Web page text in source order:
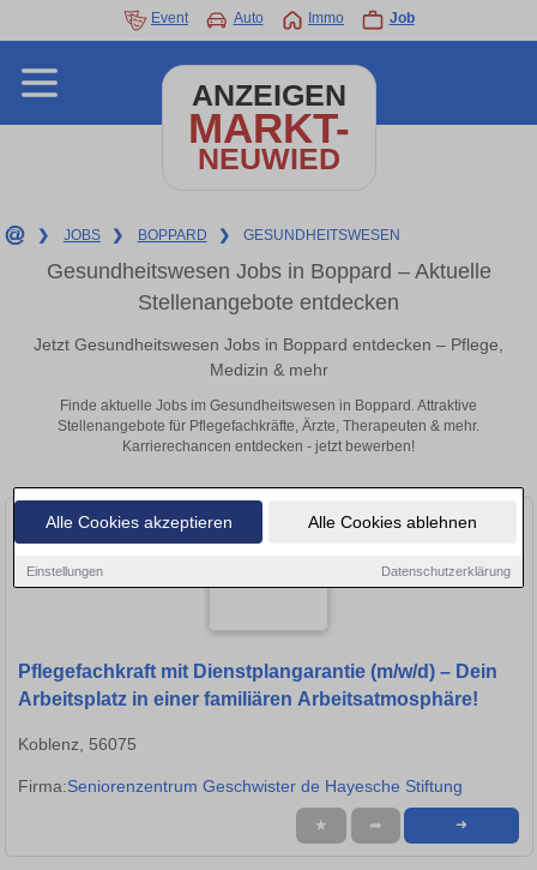
Alle Cookies akzeptieren Alle Cookies ablehnen
Einstellungen Datenschutzerklärung
Event Auto Immo Job
ANZEIGEN
MARKT-
NEUWIED
❯ JOBS ❯ BOPPARD ❯ GESUNDHEITSWESEN
Gesundheitswesen Jobs in Boppard – Aktuelle
Stellenangebote entdecken
Jetzt Gesundheitswesen Jobs in Boppard entdecken – Pflege,
Medizin & mehr
Finde aktuelle Jobs im Gesundheitswesen in Boppard. Attraktive
Stellenangebote für Pflegefachkräfte, Ärzte, Therapeuten & mehr.
Karrierechancen entdecken - jetzt bewerben!
Pflegefachkraft mit Dienstplangarantie (m/w/d) – Dein
Arbeitsplatz in einer familiären Arbeitsatmosphäre!
Koblenz, 56075
Firma:Seniorenzentrum Geschwister de Hayesche Stiftung
★ ➦ ➜